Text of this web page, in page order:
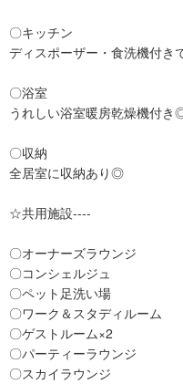
〇キッチン
ディスポーザー・食洗機付
〇浴室
うれしい浴室暖房乾燥機付
〇収納
全居室に収納あり◎
☆共用施設----
〇オーナーズラウンジ
〇コンシェルジュ
〇ペット足洗い場
〇ワーク＆スタディルーム
〇ゲストルーム×2
〇パーティーラウンジ
〇スカイラウンジ